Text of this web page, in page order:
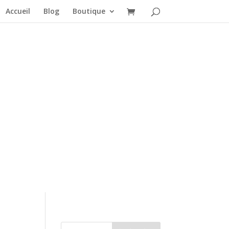
Accueil Blog Boutique